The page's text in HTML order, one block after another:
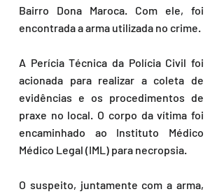
Bairro Dona Maroca. Com ele, foi
encontrada a arma utilizada no crime.
A Perícia Técnica da Polícia Civil foi
acionada para realizar a coleta de
evidências e os procedimentos de
praxe no local. O corpo da vítima foi
encaminhado ao Instituto Médico
Médico Legal (IML) para necropsia.
O suspeito, juntamente com a arma,